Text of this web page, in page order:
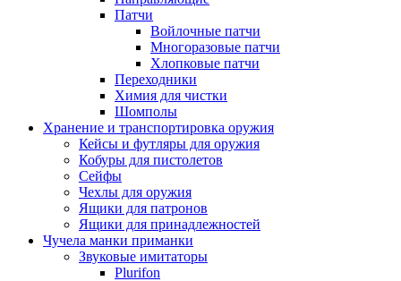
Патчи
Войлочные патчи
Многоразовые патчи
Хлопковые патчи
Переходники
Химия для чистки
Шомполы
Хранение и транспортировка оружия
Кейсы и футляры для оружия
Кобуры для пистолетов
Сейфы
Чехлы для оружия
Ящики для патронов
Ящики для принадлежностей
Чучела манки приманки
Звуковые имитаторы
Plurifon